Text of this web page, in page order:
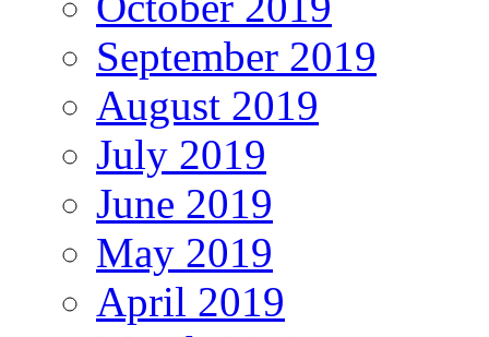
September 2019
August 2019
July 2019
June 2019
May 2019
April 2019